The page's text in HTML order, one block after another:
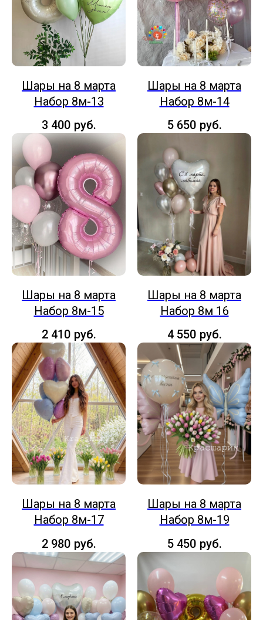
Шары на 8 марта
Набор 8м-13
3 400 руб.
Шары на 8 марта
Набор 8м-14
5 650 руб.
Шары на 8 марта
Набор 8м-15
2 410 руб.
Шары на 8 марта
Набор 8м 16
4 550 руб.
Шары на 8 марта
Набор 8м-17
2 980 руб.
Шары на 8 марта
Набор 8м-19
5 450 руб.